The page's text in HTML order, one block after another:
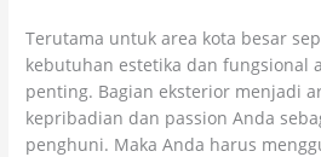
Terutama untuk area kota besar
kebutuhan estetika dan fungsional
penting. Bagian eksterior menjadi
kepribadian dan passion Anda
penghuni. Maka Anda harus